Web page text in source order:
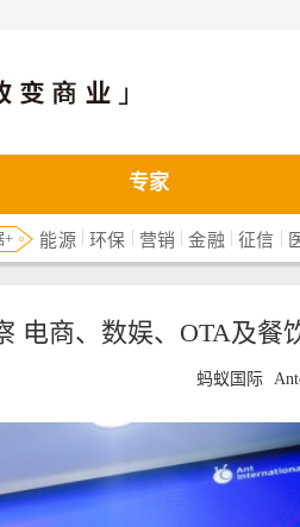
专家
+ 能源 |环保 | 营销 |金融 |征信 |
电商、数娱、OTA及餐
蚂蚁国际